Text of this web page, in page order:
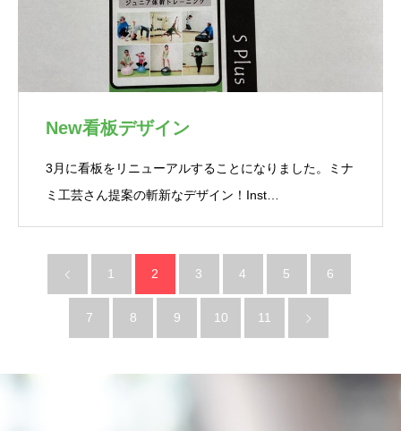
New看板デザイン
3月に看板をリニューアルすることになりました。ミナ
ミ工芸さん提案の斬新なデザイン！Inst…
1 2 3 4 5 6
7 8 9 10 11